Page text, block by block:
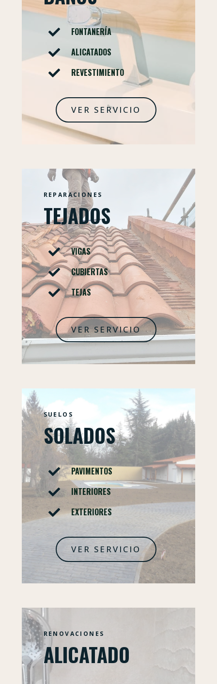

FONTANERÍA

ALICATADOS

REVESTIMIENTO
VER SERVICIO
REPARACIONES
TEJADOS

VIGAS

CUBIERTAS

TEJAS
VER SERVICIO
SUELOS
SOLADOS

PAVIMENTOS

INTERIORES

EXTERIORES
VER SERVICIO
RENOVACIONES
ALICATADO